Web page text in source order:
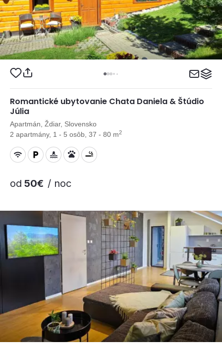
Romantické ubytovanie Chata Daniela & Štúdio
Júlia
Apartmán, Ždiar, Slovensko
2 apartmány, 1 - 5 osôb, 37 - 80 m2
od 50€ / noc